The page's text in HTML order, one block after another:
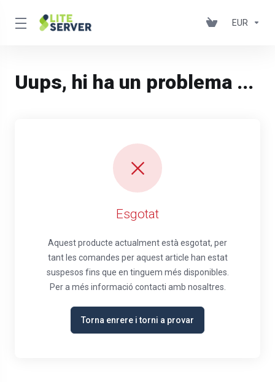
EUR
Uups, hi ha un problema ...
Esgotat
Aquest producte actualment està esgotat, per
tant les comandes per aquest article han estat
suspesos fins que en tinguem més disponibles.
Per a més informació contacti amb nosaltres.
Torna enrere i torni a provar